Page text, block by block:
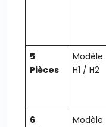
5
Pièces
Modèle
H1 / H2
6
Modèle